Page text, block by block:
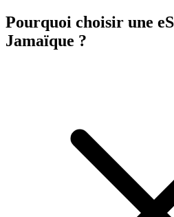
Pourquoi choisir une
Jamaïque ?